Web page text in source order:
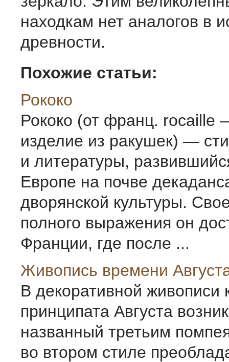
находкам нет аналогов в
древности.
Похожие статьи:
Рококо
Рококо (от франц. rocaille
изделие из ракушек) —
и литературы,
Европе на почве
дворянской культуры.
полного выражения он
Франции, где после ...
Живопись времени
В декоративной живописи
принципата Августа
названный третьим
во втором стиле